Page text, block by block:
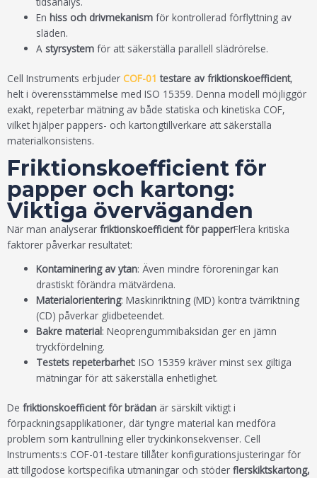
Enhiss och drivmekanism för kontrollerad förflyttning av
släden.
Astyrsystem för att säkerställa parallell slädrörelse.
Cell Instruments erbjuder COF-01 testare av friktionskoefficient,
helt i överensstämmelse med ISO 15359. Denna modell möjliggör
exakt, repeterbar mätning av både statiska och kinetiska COF,
vilket hjälper pappers- och kartongtillverkare att säkerställa
materialkonsistens.
Friktionskoefficient för
papper och kartong:
Viktiga överväganden
När man analyserar friktionskoefficient för papperFlera kritiska
faktorer påverkar resultatet:
Kontaminering av ytan: Även mindre föroreningar kan
drastiskt förändra mätvärdena.
Materialorientering: Maskinriktning (MD) kontra tvärriktning
(CD) påverkar glidbeteendet.
Bakre material: Neoprengummibaksidan ger en jämn
tryckfördelning.
Testets repeterbarhet: ISO 15359 kräver minst sex giltiga
mätningar för att säkerställa enhetlighet.
De friktionskoefficient för brädan är särskilt viktigt i
förpackningsapplikationer, där tyngre material kan medföra
problem som kantrullning eller tryckinkonsekvenser. Cell
Instruments:s COF-01-testare tillåter konfigurationsjusteringar för
att tillgodose kortspecifika utmaningar och stöder flerskiktskartong,